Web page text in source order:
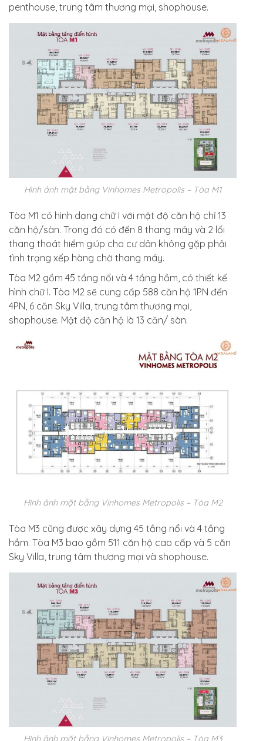
penthouse, trung tâm thương mại, shophouse.
Hình ảnh mặt bằng Vinhomes Metropolis – Tòa M1
Tòa M1 có hình dạng chữ I với mật độ căn hộ chỉ 13
căn hộ/sàn. Trong đó có đến 8 thang máy và 2 lối
thang thoát hiểm giúp cho cư dân không gặp phải
tình trạng xếp hàng chờ thang máy.
Tòa M2 gồm 45 tầng nổi và 4 tầng hầm, có thiết kế
hình chữ I. Tòa M2 sẽ cung cấp 588 căn hộ 1PN đến
4PN, 6 căn Sky Villa, trung tâm thương mại,
shophouse. Mật độ căn hộ là 13 căn/ sàn.
Hình ảnh mặt bằng Vinhomes Metropolis – Tòa M2
Tòa M3 cũng được xây dựng 45 tầng nổi và 4 tầng
hầm. Tòa M3 bao gồm 511 căn hộ cao cấp và 5 căn
Sky Villa, trung tâm thương mại và shophouse.
Hình ảnh mặt bằng Vinhomes Metropolis – Tòa M3